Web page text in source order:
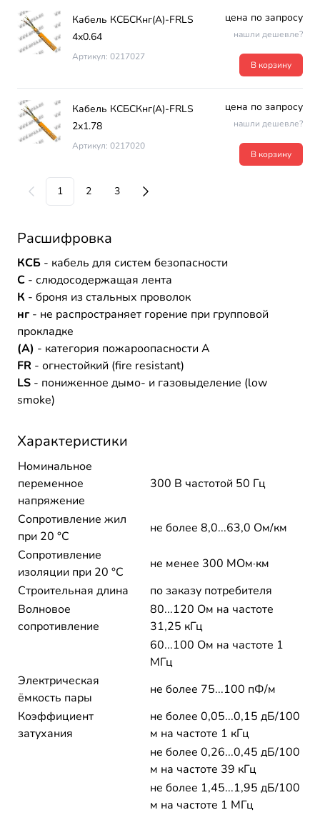
Кабель КСБСКнг(А)-FRLS
4х0.64
Артикул: 0217027
цена по запросу
нашли дешевле?
В корзину
Кабель КСБСКнг(А)-FRLS
2х1.78
Артикул: 0217020
цена по запросу
нашли дешевле?
В корзину
1 2 3
Расшифровка
КСБ - кабель для систем безопасности
С - слюдосодержащая лента
К - броня из стальных проволок
нг - не распространяет горение при групповой
прокладке
(A) - категория пожароопасности A
FR - огнестойкий (fire resistant)
LS - пониженное дымо- и газовыделение (low
smoke)
Характеристики
Номинальное
переменное
напряжение
300 В частотой 50 Гц
Сопротивление жил
при 20 °С
не более 8,0...63,0 Ом/км
Сопротивление
изоляции при 20 °С
не менее 300 МОм·км
Строительная длина
по заказу потребителя
Волновое
сопротивление
80...120 Ом на частоте
31,25 кГц
60...100 Ом на частоте 1
МГц
Электрическая
ёмкость пары
не более 75...100 пФ/м
Коэффициент
затухания
не более 0,05...0,15 дБ/100
м на частоте 1 кГц
не более 0,26...0,45 дБ/100
м на частоте 39 кГц
не более 1,45...1,95 дБ/100
м на частоте 1 МГц